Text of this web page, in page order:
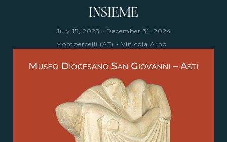
INSIEME
July 15, 2023 - December 31, 2024
Mombercelli (AT) - Vinicola Arno